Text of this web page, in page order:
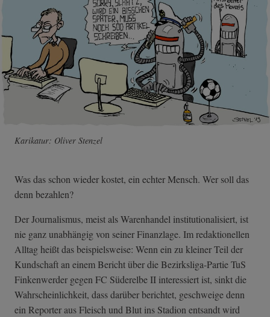
Karikatur: Oliver Stenzel
Was das schon wieder kostet, ein echter Mensch. Wer soll das
denn bezahlen?
Der Journalismus, meist als Warenhandel institutionalisiert, ist
nie ganz unabhängig von seiner Finanzlage. Im redaktionellen
Alltag heißt das beispielsweise: Wenn ein zu kleiner Teil der
Kundschaft an einem Bericht über die Bezirksliga-Partie TuS
Finkenwerder gegen FC Süderelbe II interessiert ist, sinkt die
Wahrscheinlichkeit, dass darüber berichtet, geschweige denn
ein Reporter aus Fleisch und Blut ins Stadion entsandt wird